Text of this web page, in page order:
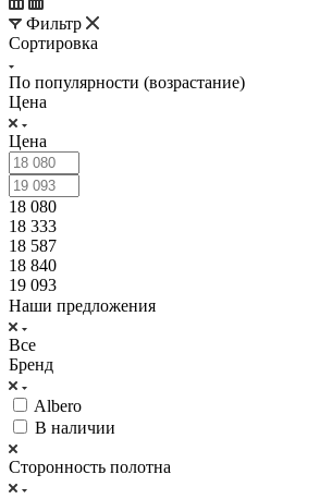
Фильтр
Сортировка
По популярности (возрастание)
Цена
Цена
18 080
18 333
18 587
18 840
19 093
Наши предложения
Все
Бренд
Albero
В наличии
Сторонность полотна